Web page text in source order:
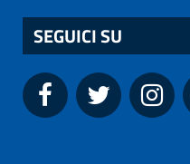
SEGUICI SU